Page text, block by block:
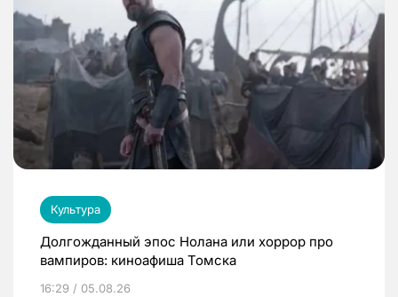
Культура
Долгожданный эпос Нолана или хоррор про
вампиров: киноафиша Томска
16:29 / 05.08.26